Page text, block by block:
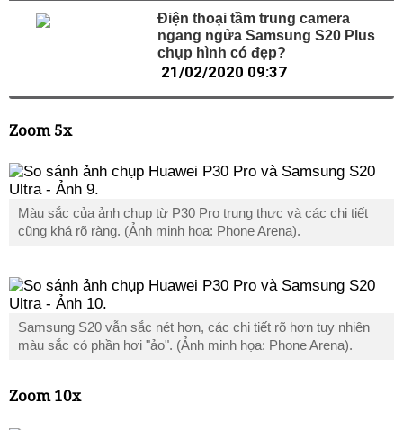
Điện thoại tầm trung camera
ngang ngửa Samsung S20 Plus
chụp hình có đẹp?
21/02/2020 09:37
Zoom 5x
Màu sắc của ảnh chụp từ P30 Pro trung thực và các chi tiết
cũng khá rõ ràng. (Ảnh minh họa: Phone Arena).
Samsung S20 vẫn sắc nét hơn, các chi tiết rõ hơn tuy nhiên
màu sắc có phần hơi "ảo". (Ảnh minh họa: Phone Arena).
Zoom 10x